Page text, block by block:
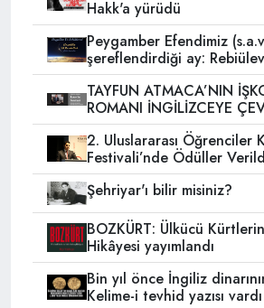
Hakk'a yürüdü
Peygamber Efendimiz
şereflendirdiği ay:
TAYFUN ATMACA’NIN
ROMANI İNGİLİZCEYE
2. Uluslararası Öğrenciler
Festivali’nde Ödüller
Şehriyar'ı bilir misiniz?
BOZKÜRT: Ülkücü Kürtlerin
Hikâyesi yayımlandı
Bin yıl önce İngiliz
Kelime-i tevhid yazısı vardı